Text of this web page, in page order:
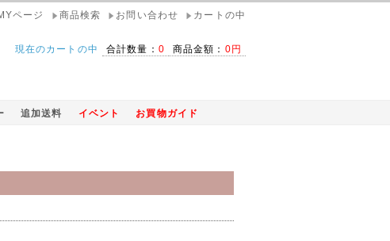
ページ 商品検索 お問い合わせ カートの中
現在のカートの中 合計数量： 0 商品金額： 0円
追加送料 イベント お買物ガイド